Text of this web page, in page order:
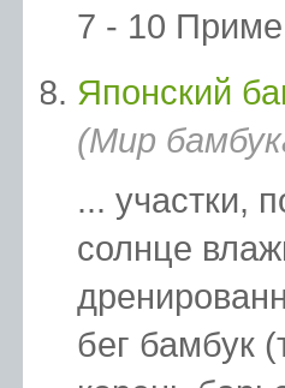
7 - 10
Японский
(Мир
... участки,
солнце
бег бамбук